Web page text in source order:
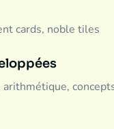
cards, noble tiles